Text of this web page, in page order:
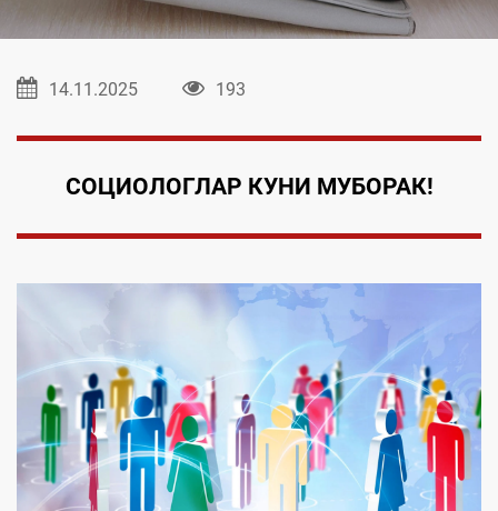
14.11.2025 193
СОЦИОЛОГЛАР КУНИ МУБОРАК!